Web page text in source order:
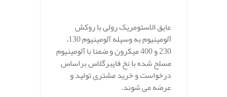
عایق الاستومریک رولی با روکش
آلومینیوم به وسیله آلومینیوم 130،
230 و 400 میکرون و ضمنا با آلومینیوم
مسلح شده با نخ فایبرگلاس براساس
درخواست و خرید مشتری تولید و
عرضه می شوند.